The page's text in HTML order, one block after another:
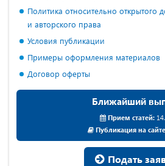
Политика относительно открытого
и авторского права
Условия публикации
Примеры оформления материалов
Договор оферты
Ближайший
Прием статей:
Публикация на
Подать